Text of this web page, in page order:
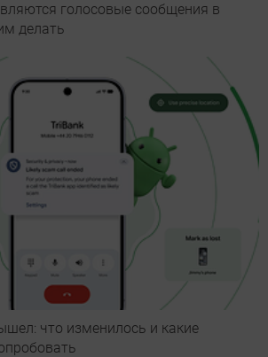
голосовые сообщения в
делать
что изменилось и какие